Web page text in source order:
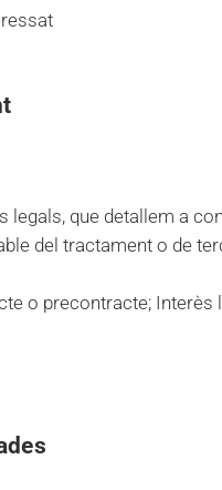
legals, que detallem a
del tractament o de
o precontracte; Interès